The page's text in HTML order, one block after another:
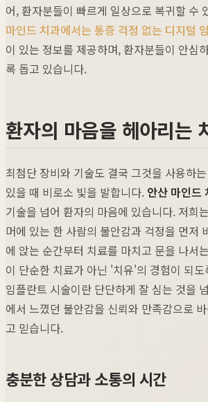
어, 환자분들이 빠르게 일상으로 복귀할 수
마인드 치과에서는 통증 걱정 없는 디지털
이 있는 정보를 제공하며, 환자분들이 안심
록 돕고 있습니다.
환자의 마음을 헤아리는
최첨단 장비와 기술도 결국 그것을 사용하
있을 때 비로소 빛을 발합니다. 안산 마인드
기술을 넘어 환자의 마음에 있습니다. 저희
머에 있는 한 사람의 불안감과 걱정을 먼저
에 앉는 순간부터 치료를 마치고 문을 나서
이 단순한 치료가 아닌 '치유'의 경험이 되
임플란트 시술이란 단단하게 잘 심는 것을
에서 느꼈던 불안감을 신뢰와 만족감으로
고 믿습니다.
충분한 상담과 소통의 시간